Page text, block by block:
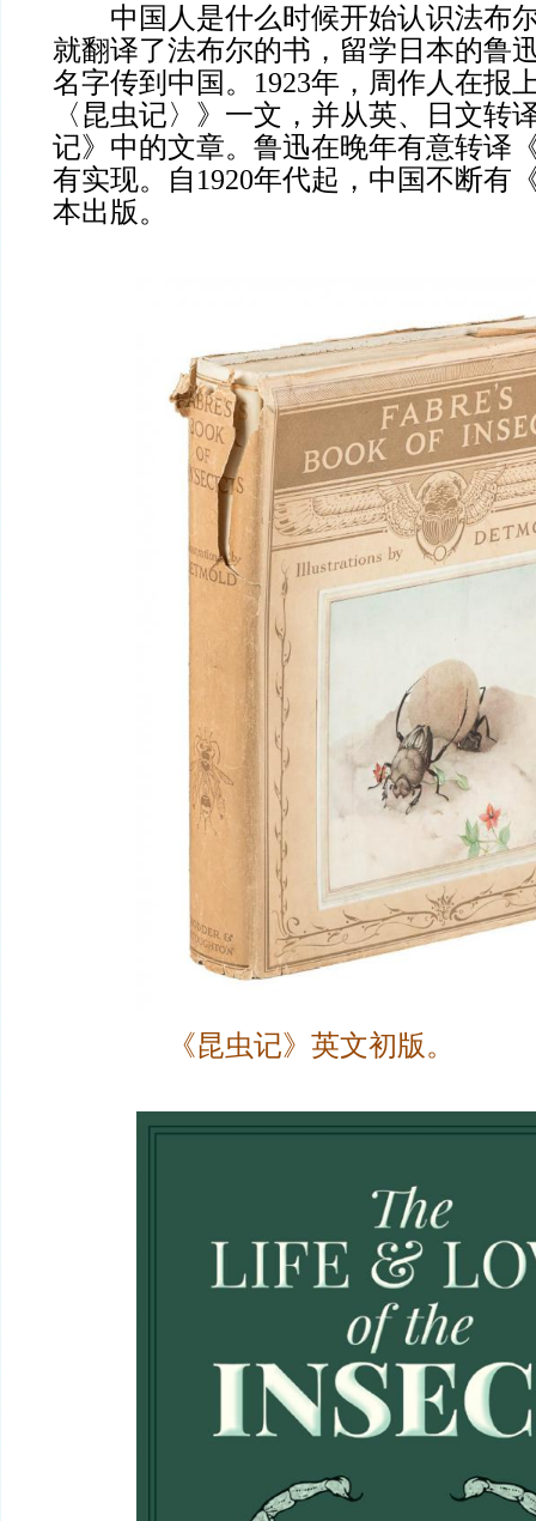
中国人是什么时候开始认识法布
就翻译了法布尔的书，留学日本的鲁
名字传到中国。1923年，周作人在报
〈昆虫记〉》一文，并从英、日文转
记》中的文章。鲁迅在晚年有意转译
有实现。自1920年代起，中国不断有
本出版。
《昆虫记》英文初版。